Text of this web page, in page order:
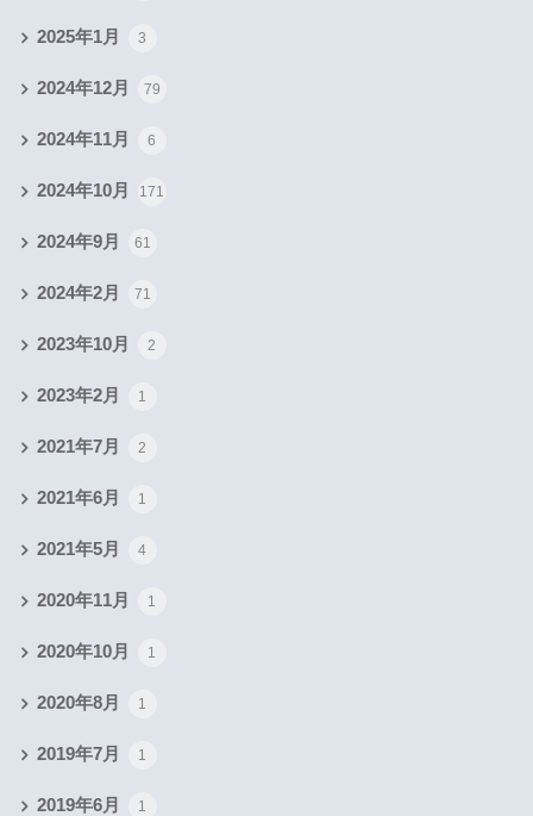
2025年1月 3
2024年12月 79
2024年11月 6
2024年10月 171
2024年9月 61
2024年2月 71
2023年10月 2
2023年2月 1
2021年7月 2
2021年6月 1
2021年5月 4
2020年11月 1
2020年10月 1
2020年8月 1
2019年7月 1
2019年6月 1